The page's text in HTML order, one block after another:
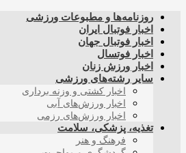
روزنامه‌ها و مطبوعات ورزشی
اخبار فوتبال ایران
اخبار فوتبال جهان
اخبار فوتسال
اخبار ورزش زنان
سایر رشته‌های ورزشی
اخبار کشتی و وزنه برداری
اخبار ورزش‌های آبی
اخبار ورزش‌های رزمی
تغذیه، پزشکی، سلامت
فرهنگ و هنر